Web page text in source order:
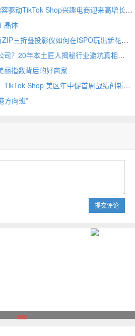
美区年中促近2倍增长！内容驱动TikTok Shop兴趣电商迎来高增长
晶体
投影仪开始“卷”户外！极哲ZIP三折叠投影仪如何在ISPO玩出新花样？
天津老房翻新怎么选装修公司？20年本土匠人揭秘行业避坑真相
丽指数背后的好商家
刷新内容场、生意场纪录！TikTok Shop 美区年中促首周战绩创新高
方向班”
提交评论